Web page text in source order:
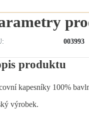
003993
produktu
kapesníky 100%
výrobek.